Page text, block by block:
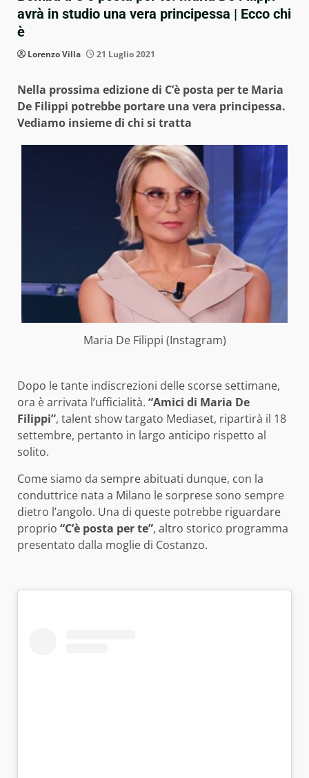
avrà in studio una vera principessa | Ecco chi
è
Lorenzo Villa 21 Luglio 2021
Nella prossima edizione di C’è posta per te Maria
De Filippi potrebbe portare una vera principessa.
Vediamo insieme di chi si tratta
Maria De Filippi (Instagram)
Dopo le tante indiscrezioni delle scorse settimane,
ora è arrivata l’ufficialità. “Amici di Maria De
Filippi”, talent show targato Mediaset, ripartirà il 18
settembre, pertanto in largo anticipo rispetto al
solito.
Come siamo da sempre abituati dunque, con la
conduttrice nata a Milano le sorprese sono sempre
dietro l’angolo. Una di queste potrebbe riguardare
proprio “C’è posta per te”, altro storico programma
presentato dalla moglie di Costanzo.